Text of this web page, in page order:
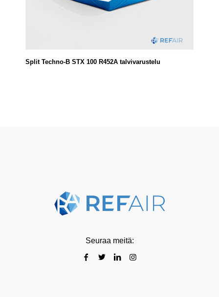
Split Techno-B STX 100 R452A talvivarustelu
Seuraa meitä: